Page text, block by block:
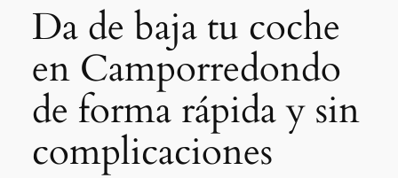
Da de baja tu coche
en Camporredondo
de forma rápida y sin
complicaciones